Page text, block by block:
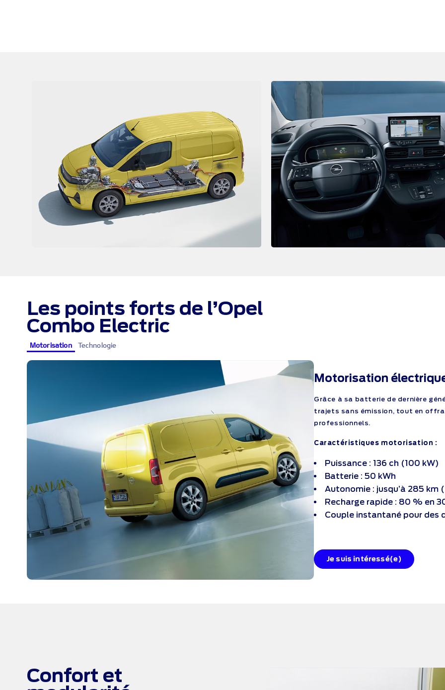
Les points forts de l’Opel
Combo Electric
Motorisation Technologie
Motorisation
Grâce à sa batterie de dernière
trajets sans émission, tout en
professionnels.
Caractéristiques motorisation :
Puissance : 136 ch (100 kW)
Batterie : 50 kWh
Autonomie : jusqu’à 285 km
Recharge rapide : 80 % en
Couple instantané pour des
Je suis intéressé(e)
Confort et